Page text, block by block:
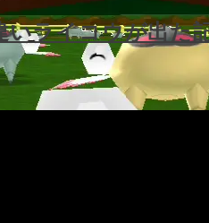
いライコウが出た